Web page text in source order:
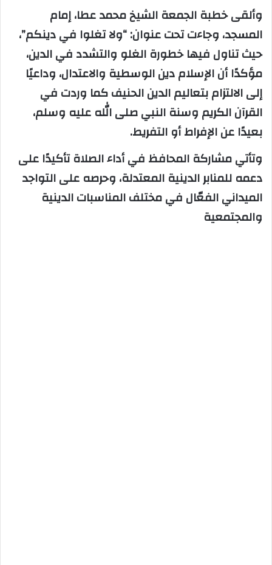
وألقى خطبة الجمعة الشيخ محمد عطا، إمام
المسجد، وجاءت تحت عنوان: “ولا تغلوا في دينكم”،
حيث تناول فيها خطورة الغلو والتشدد في الدين،
مؤكدًا أن الإسلام دين الوسطية والاعتدال، وداعيًا
إلى الالتزام بتعاليم الدين الحنيف كما وردت في
القرآن الكريم وسنة النبي صلى الله عليه وسلم،
بعيدًا عن الإفراط أو التفريط.
وتأتي مشاركة المحافظ في أداء الصلاة تأكيدًا على
دعمه للمنابر الدينية المعتدلة، وحرصه على التواجد
الميداني الفعّال في مختلف المناسبات الدينية
والمجتمعية